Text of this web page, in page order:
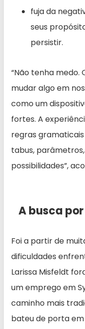
fuja da
seus
persistir.
“Não tenha medo.
mudar algo em
como um
fortes. A
regras
tabus,
possibilidades”,
A busca
Foi a partir de
dificuldades
Larissa Misfeldt
um emprego em
caminho mais
bateu de porta